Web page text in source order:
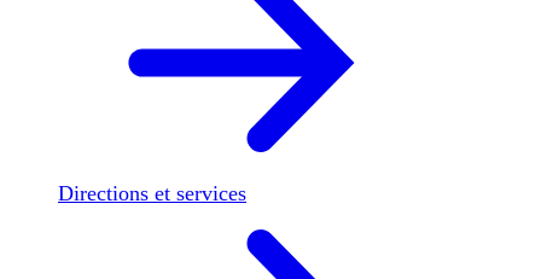
Directions et services